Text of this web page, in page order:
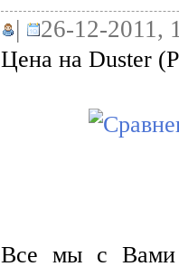
| 26-12-2011,
Цена на Duster
Все мы с Вами